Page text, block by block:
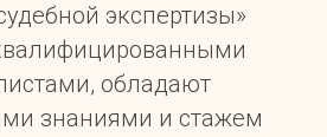
экспертизы»
обладают
знаниями и стажем